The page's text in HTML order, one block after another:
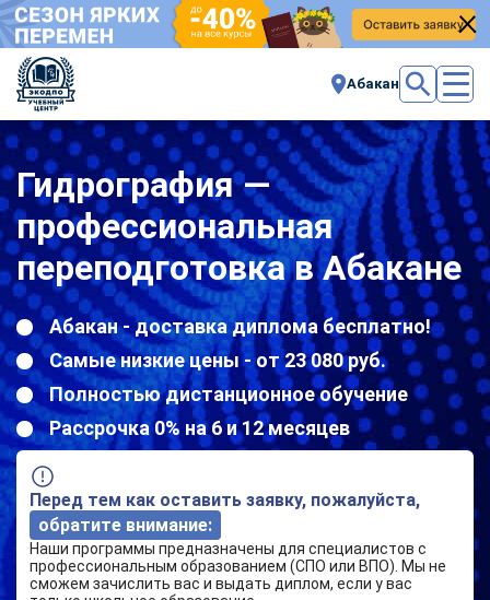
Абакан
Гидрография —
профессиональная
переподготовка в Абакане
Абакан - доставка диплома бесплатно!
Самые низкие цены - от 23 080 руб.
Полностью дистанционное обучение
Рассрочка 0% на 6 и 12 месяцев
Перед тем как оставить заявку, пожалуйста,
обратите внимание:
Наши программы предназначены для специалистов с
профессиональным образованием (СПО или ВПО). Мы не
сможем зачислить вас и выдать диплом, если у вас